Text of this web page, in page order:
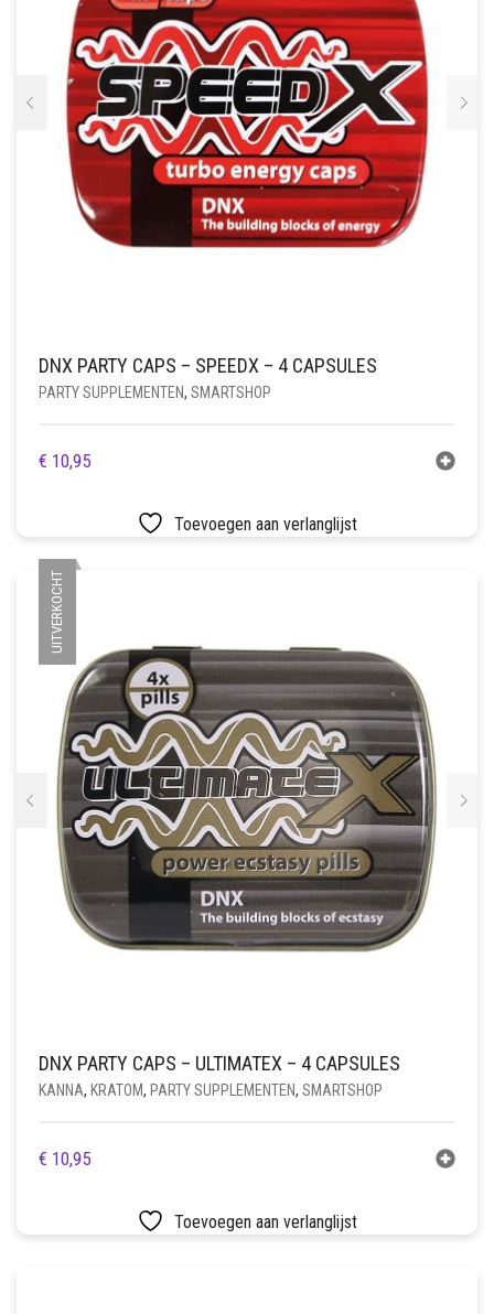
DNX PARTY CAPS – SPEEDX – 4 CAPSULES
PARTY SUPPLEMENTEN, SMARTSHOP
€ 10,95
Toevoegen aan verlanglijst
UITVERKOCHT
DNX PARTY CAPS – ULTIMATEX – 4 CAPSULES
KANNA, KRATOM, PARTY SUPPLEMENTEN, SMARTSHOP
€ 10,95
Toevoegen aan verlanglijst